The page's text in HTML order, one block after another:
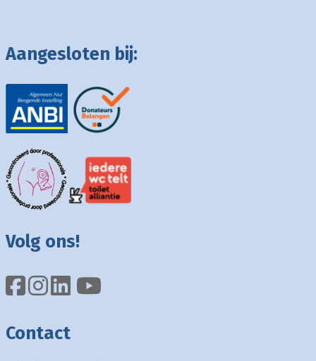
Aangesloten bij:
Volg ons!
Contact